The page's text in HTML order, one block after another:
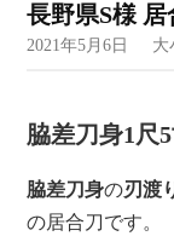
長野県S様 居
2021年5月6日 大
脇差刀身1尺
脇差刀身の刃渡
の居合刀です。